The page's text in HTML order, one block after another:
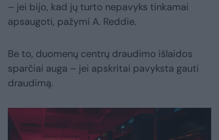
– jei bijo, kad jų turto nepavyks tinkamai
apsaugoti, pažymi A. Reddie.
Be to, duomenų centrų draudimo išlaidos
sparčiai auga – jei apskritai pavyksta gauti
draudimą.